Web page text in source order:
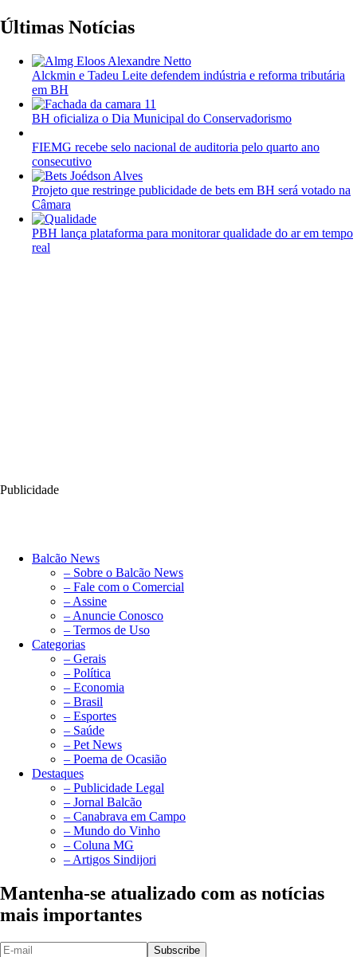
Últimas Notícias
Alckmin e Tadeu Leite defendem indústria e reforma tributária
em BH
BH oficializa o Dia Municipal do Conservadorismo
FIEMG recebe selo nacional de auditoria pelo quarto ano
consecutivo
Projeto que restringe publicidade de bets em BH será votado na
Câmara
PBH lança plataforma para monitorar qualidade do ar em tempo
real
Publicidade
Balcão News
– Sobre o Balcão News
– Fale com o Comercial
– Assine
– Anuncie Conosco
– Termos de Uso
Categorias
– Gerais
– Política
– Economia
– Brasil
– Esportes
– Saúde
– Pet News
– Poema de Ocasião
Destaques
– Publicidade Legal
– Jornal Balcão
– Canabrava em Campo
– Mundo do Vinho
– Coluna MG
– Artigos Sindijori
Mantenha-se atualizado com as notícias
mais importantes
Subscribe